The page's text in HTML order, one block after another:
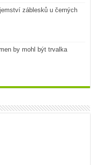
záblesků u černých
by mohl být trvalka